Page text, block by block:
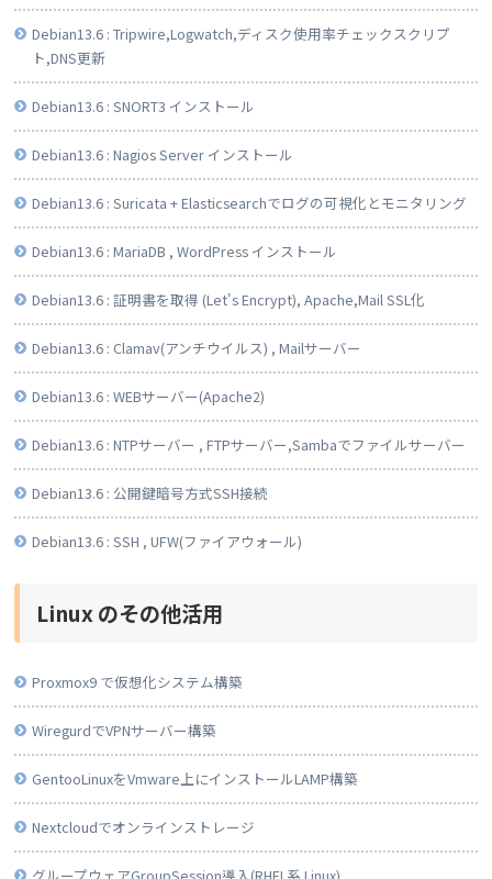
Debian13.6 : Tripwire,Logwatch,ディスク使用率チェックスクリプ
ト,DNS更新
Debian13.6 : SNORT3 インストール
Debian13.6 : Nagios Server インストール
Debian13.6 : Suricata + Elasticsearchでログの可視化とモニタリング
Debian13.6 : MariaDB , WordPress インストール
Debian13.6 : 証明書を取得 (Let's Encrypt), Apache,Mail SSL化
Debian13.6 : Clamav(アンチウイルス) , Mailサーバー
Debian13.6 : WEBサーバー(Apache2)
Debian13.6 : NTPサーバー , FTPサーバー,Sambaでファイルサーバー
Debian13.6 : 公開鍵暗号方式SSH接続
Debian13.6 : SSH , UFW(ファイアウォール)
Linux のその他活用
Proxmox9 で仮想化システム構築
WiregurdでVPNサーバー構築
GentooLinuxをVmware上にインストールLAMP構築
Nextcloudでオンラインストレージ